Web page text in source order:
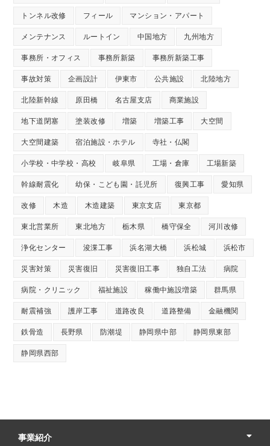
トンネル改修 フィール マンション・アパート
メンテナンス ルートイン 中国地方 九州地方
事務所・オフィス 事務所新築 事務所新築工事
事故対策 企画設計 伊東市 公共施設 北陸地方
北陸新幹線 原田橋 名古屋支店 商業施設
地下道閉塞 塗装改修 増築 増築工事 大空間
大空間建築 宿泊施設・ホテル 寺社・仏閣
小学校・中学校・高校 岐阜県 工場・倉庫 工場新築
幹線耐震化 幼保・こども園・託児所 復興工事 愛知県
改修 木造 木造建築 東京支店 東京都
東北営業所 東北地方 栃木県 橋守保全 河川改修
浄化センター 浚渫工事 浜名湖大橋 浜松城 浜松市
災害対策 災害復旧 災害復旧工事 独自工法 病院
病院・クリニック 福祉施設 稼働中施設増築 群馬県
耐震補強 護岸工事 道路改良 道路整備 金融機関
鉄骨造 長野県 防潮堤 静岡県中部 静岡県東部
静岡県西部
事業紹介